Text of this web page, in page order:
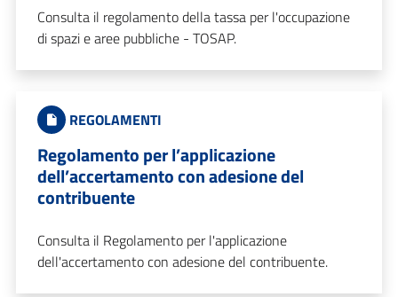
Consulta il regolamento della tassa per l'occupazione
di spazi e aree pubbliche - TOSAP.
REGOLAMENTI
Regolamento per l’applicazione
dell’accertamento con adesione del
contribuente
Consulta il Regolamento per l'applicazione
dell'accertamento con adesione del contribuente.